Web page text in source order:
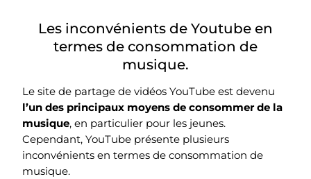
Les inconvénients de Youtube en
termes de consommation de
musique.
Le site de partage de vidéos YouTube est devenu
l’un des principaux moyens de consommer de la
musique, en particulier pour les jeunes.
Cependant, YouTube présente plusieurs
inconvénients en termes de consommation de
musique.